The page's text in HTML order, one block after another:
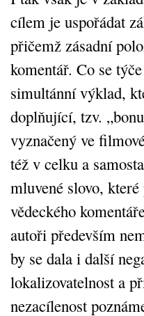
cílem je uspořádat
přičemž zásadní
komentář. Co se
simultánní výklad,
doplňující, tzv.
vyznačený ve
též v celku a
mluvené slovo,
vědeckého
autoři především
by se dala i další
lokalizovatelnost a
nezacílenost